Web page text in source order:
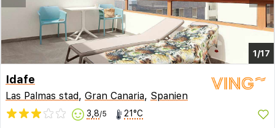
1/17
Idafe
Las Palmas stad, Gran Canaria, Spanien
3,8/5 21°C